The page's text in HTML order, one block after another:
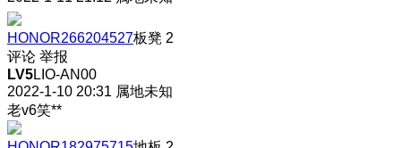
HONOR266204527板凳 2
评论 举报
LV5LIO-AN00
2022-1-10 20:31 属地未知
老v6笑**